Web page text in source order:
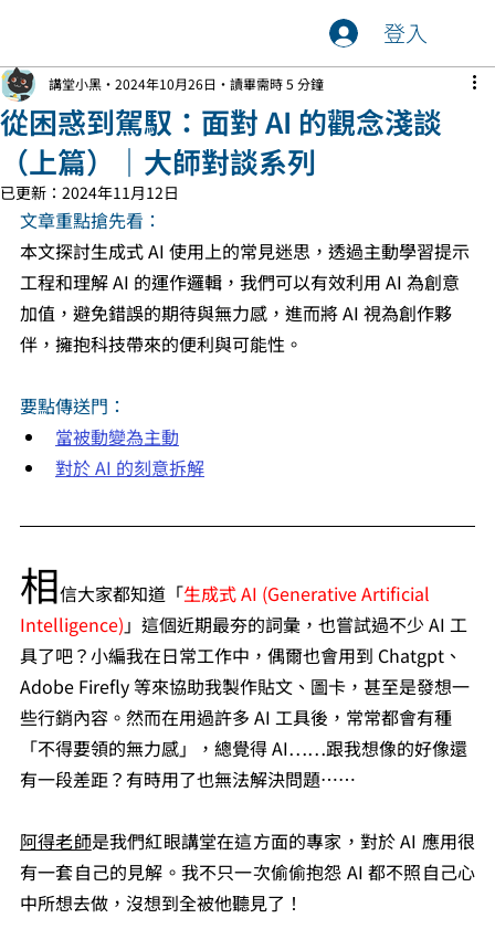
登入
從困惑到駕馭：面對 AI 的觀念淺談
（上篇）｜大師對談系列
講堂小黑 2024年10月26日 讀畢需時 5 分鐘
已更新： 2024年11月12日
文章重點搶先看：
本文探討生成式 AI 使用上的常見迷思，透過主動學習提示
工程和理解 AI 的運作邏輯，我們可以有效利用 AI 為創意
加值，避免錯誤的期待與無力感，進而將 AI 視為創作夥
伴，擁抱科技帶來的便利與可能性。
要點傳送門：
當被動變為主動
對於 AI 的刻意拆解
相信大家都知道「生成式 AI (Generative Artificial
Intelligence) 」這個近期最夯的詞彙，也嘗試過不少 AI 工
具了吧？小編我在日常工作中，偶爾也會用到 Chatgpt、
Adobe Firefly 等來協助我製作貼文、圖卡，甚至是發想一
些行銷內容。然而在用過許多 AI 工具後，常常都會有種
「不得要領的無力感」，總覺得 AI……跟我想像的好像還
有一段差距？有時用了也無法解決問題……
阿得老師是我們紅眼講堂在這方面的專家，對於 AI 應用很
有一套自己的見解。我不只一次偷偷抱怨 AI 都不照自己心
中所想去做，沒想到全被他聽見了！